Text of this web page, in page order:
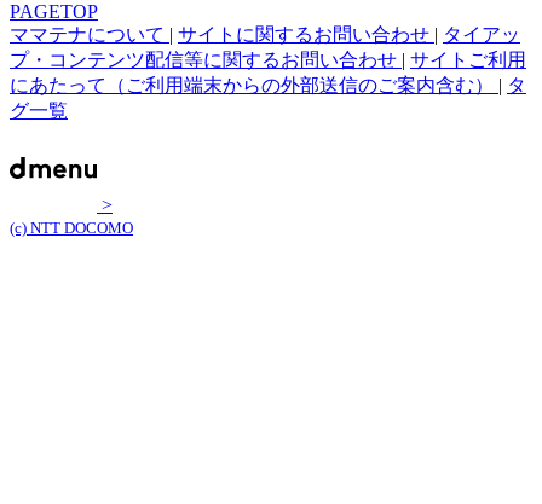
PAGETOP
ママテナについて | サイトに関するお問い合わせ | タイアッ
プ・コンテンツ配信等に関するお問い合わせ | サイトご利用
にあたって（ご利用端末からの外部送信のご案内含む） | タ
グ一覧
>
(c) NTT DOCOMO